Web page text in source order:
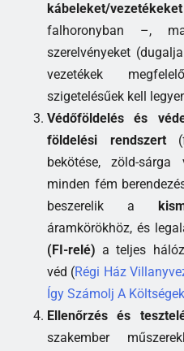
kábeleket/vezetékeket
falhoronyban –,
szerelvényeket
vezetékek
szigetelésűek kell
Védőföldelés és
földelési rendszert
bekötése, zöld-sárga
minden fém
beszerelik a
áramkörökhöz, és
(FI-relé) a teljes
véd (Régi Ház
Így Számolj A
Ellenőrzés és
szakember